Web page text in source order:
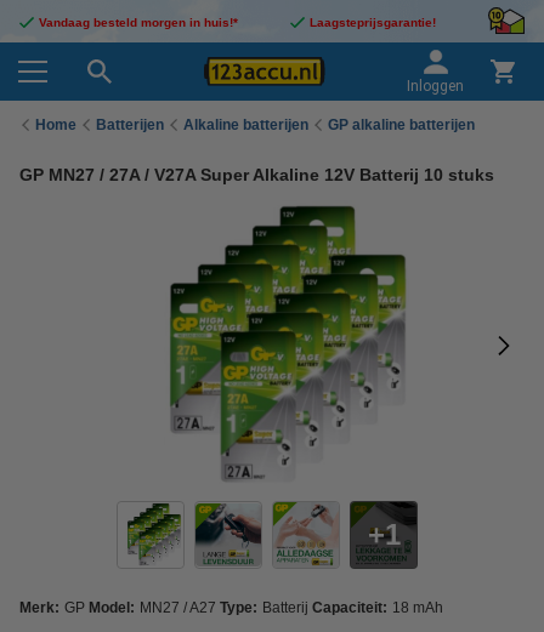
Vandaag besteld morgen in huis!* Laagsteprijsgarantie!
Inloggen
Home Batterijen Alkaline batterijen GP alkaline batterijen
GP MN27 / 27A / V27A Super Alkaline 12V Batterij 10 stuks
1
Merk: GP Model: MN27 / A27 Type: Batterij Capaciteit: 18 mAh